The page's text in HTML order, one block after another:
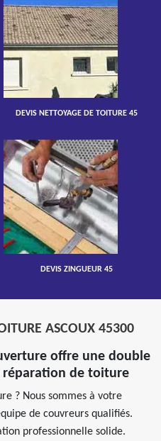
DEVIS NETTOYAGE DE TOITURE 45
DEVIS ZINGUEUR 45
ASCOUX 45300
offre une double
de toiture
? Nous sommes à votre
de couvreurs qualifiés.
professionnelle solide.